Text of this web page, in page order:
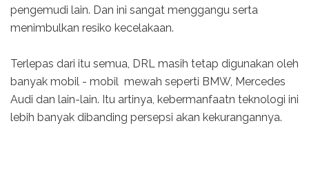
pengemudi lain. Dan ini sangat menggangu serta
menimbulkan resiko kecelakaan.
Terlepas dari itu semua, DRL masih tetap digunakan oleh
banyak mobil - mobil mewah seperti BMW, Mercedes
Audi dan lain-lain. Itu artinya, kebermanfaatn teknologi ini
lebih banyak dibanding persepsi akan kekurangannya.